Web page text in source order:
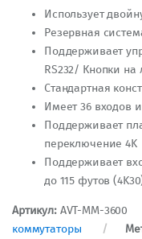
Использует
Резервная
Поддерживает
RS232/ Кнопки
Стандартная
Имеет 36 входов
Поддерживает
переключение 4K
Поддерживает
до 115 футов
Артикул: AVT-MM-3600
коммутаторы